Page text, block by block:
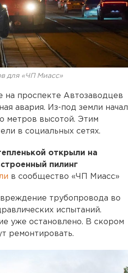
для «ЧП Миасс»
на проспекте Автозаводцев
авария. Из-под земли начал
метров высотой. Этим
в социальных сетях.
открыли на
пилинг
в сообщество «ЧП Миасс»
трубопровода во
испытаний.
уже остановлено. В скором
ремонтировать.